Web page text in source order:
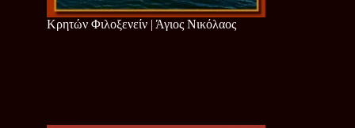
Κρητών Φιλοξενείν | Άγιος Νικόλαος